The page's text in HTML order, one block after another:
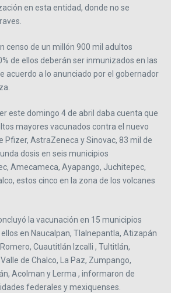
en esta entidad, donde no se
censo de un millón 900 mil adultos
de ellos deberán ser inmunizados en las
acuerdo a lo anunciado por el gobernador
este domingo 4 de abril daba cuenta que
mayores vacunados contra el nuevo
Pfizer, AstraZeneca y Sinovac, 83 mil de
dosis en seis municipios
Amecameca, Ayapango, Juchitepec,
estos cinco en la zona de los volcanes
la vacunación en 15 municipios
en Naucalpan, Tlalnepantla, Atizapán
Cuautitlán Izcalli , Tultitlán,
de Chalco, La Paz, Zumpango,
Acolman y Lerma , informaron de
federales y mexiquenses.